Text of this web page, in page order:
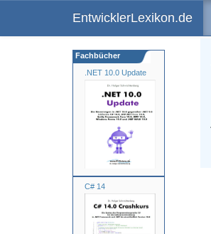
EntwicklerLexikon.de
.NET 10.0 Update
C# 14
Fachbücher